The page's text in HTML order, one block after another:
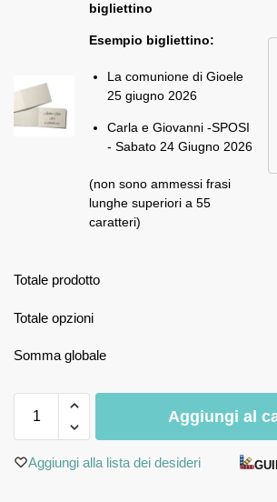
bigliettino
Esempio bigliettino:
La comunione di Gioele
25 giugno 2026
Carla e Giovanni -SPOSI
- Sabato 24 Giugno 2026
(non sono ammessi frasi
lunghe superiori a 55
caratteri)
Totale prodotto
Totale opzioni
Somma globale
Aggiungi al
Aggiungi alla lista dei desideri